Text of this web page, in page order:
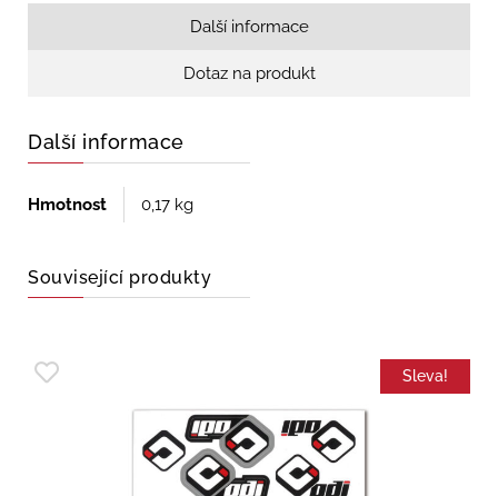
Další informace
Dotaz na produkt
Další informace
Hmotnost 0,17 kg
Související produkty
Sleva!